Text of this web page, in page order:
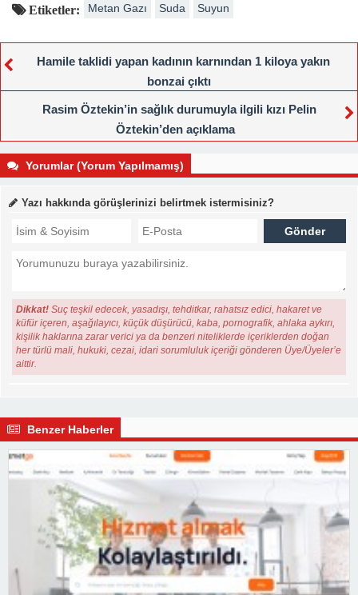
Etiketler: Metan Gazı Suda Suyun
Hamile taklidi yapan kadının karnından 1 kiloya yakın
bonzai çıktı
Rasim Öztekin’in sağlık durumuyla ilgili kızı Pelin
Öztekin’den açıklama
Yorumlar (Yorum Yapılmamış)
Yazı hakkında görüşlerinizi belirtmek istermisiniz?
Dikkat! Suç teşkil edecek, yasadışı, tehditkar, rahatsız edici, hakaret ve
küfür içeren, aşağılayıcı, küçük düşürücü, kaba, pornografik, ahlaka aykırı,
kişilik haklarına zarar verici ya da benzeri niteliklerde içeriklerden doğan
her türlü mali, hukuki, cezai, idari sorumluluk içeriği gönderen Üye/Üyeler’e
aittir.
Benzer Haberler